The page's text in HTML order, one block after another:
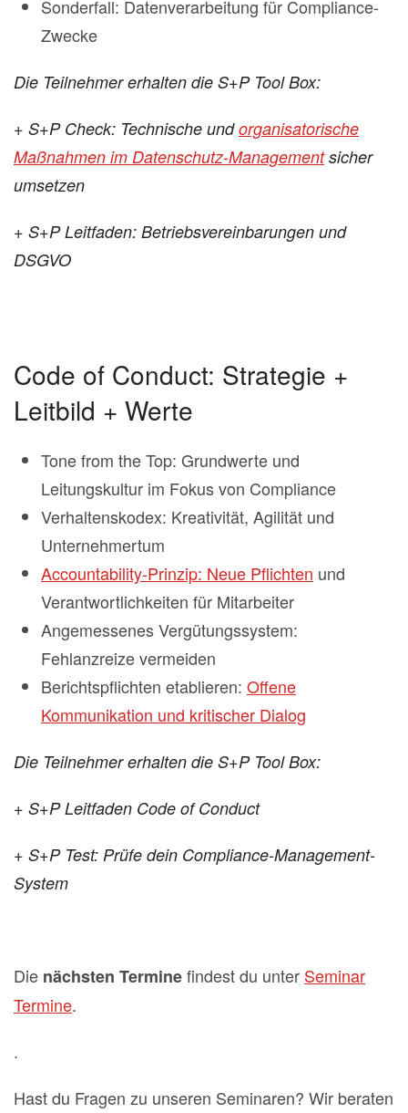
Sonderfall: Datenverarbeitung für Compliance-
Zwecke
Die Teilnehmer erhalten die S+P Tool Box:
+ S+P Check: Technische undorganisatorische
Maßnahmen im Datenschutz-Managementsicher
umsetzen
+ S+P Leitfaden: Betriebsvereinbarungen und
DSGVO
Code of Conduct: Strategie +
Leitbild + Werte
Tone from the Top: Grundwerte und
Leitungskultur im Fokus von Compliance
Verhaltenskodex: Kreativität, Agilität und
Unternehmertum
Accountability-Prinzip: Neue Pflichten und
Verantwortlichkeiten für Mitarbeiter
Angemessenes Vergütungssystem:
Fehlanzreize vermeiden
Berichtspflichten etablieren: Offene
Kommunikation und kritischer Dialog
Die Teilnehmer erhalten die S+P Tool Box:
+ S+P Leitfaden Code of Conduct
+ S+P Test: Prüfe dein Compliance-Management-
System
Die nächsten Terminefindest du unter Seminar
Termine.
.
Hast du Fragen zu unseren Seminaren? Wir beraten